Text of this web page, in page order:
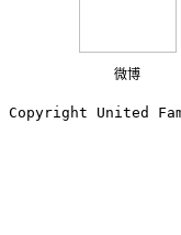
微博
Copyright United